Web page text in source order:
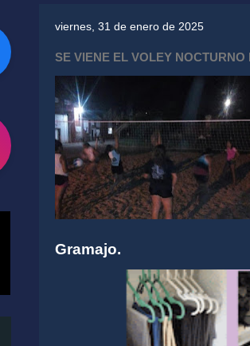
viernes, 31 de enero de 2025
SE VIENE EL VOLEY
Gramajo.